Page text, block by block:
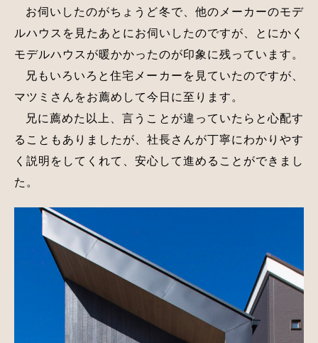
お伺いしたのがちょうど冬で、他のメーカーのモデ
ルハウスを見たあとにお伺いしたのですが、とにかく
モデルハウスが暖かかったのが印象に残っています。
兄もいろいろと住宅メーカーを見ていたのですが、
マツミさんをお薦めして今日に至ります。
兄に薦めた以上、言うことが違っていたらと心配す
ることもありましたが、社長さんが丁寧にわかりやす
く説明をしてくれて、安心して進めることができまし
た。